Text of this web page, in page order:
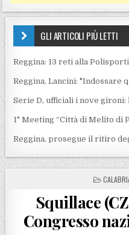
GLI ARTICOLI PIÙ LETTI
Reggina: 13 reti alla
Reggina, Lancini: "Indossare
Serie D, ufficiali i nove gironi:
1° Meeting “Città di Melito di
Reggina, prosegue il ritiro
POSTED
Squillace
Congresso